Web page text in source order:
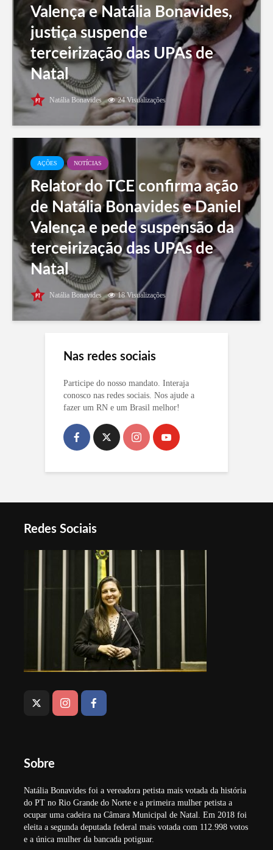
Valença e Natália Bonavides,
justiça suspende
terceirização das UPAs de
Natal
Natália Bonavides 24 Visualizações
AÇÕES NOTÍCIAS
Relator do TCE confirma ação
de Natália Bonavides e Daniel
Valença e pede suspensão da
terceirização das UPAs de
Natal
Natália Bonavides 18 Visualizações
Nas redes sociais
Participe do nosso mandato. Interaja
conosco nas redes sociais. Nos ajude a
fazer um RN e um Brasil melhor!
Redes Sociais
Sobre
Natália Bonavides foi a vereadora petista mais votada da história
do PT no Rio Grande do Norte e a primeira mulher petista a
ocupar uma cadeira na Câmara Municipal de Natal. Em 2018 foi
eleita a segunda deputada federal mais votada com 112.998 votos
e a única mulher da bancada potiguar.